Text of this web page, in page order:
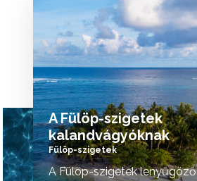
A Fülöp-szigetek
kalandvágyóknak
Fülöp-szigetek
A Fülöp-szigetek lenyűgöző